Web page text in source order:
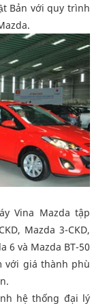
Bản với quy trình
Vina Mazda tập
Mazda 3-CKD,
6 và Mazda BT-50
với giá thành phù
hệ thống đại lý